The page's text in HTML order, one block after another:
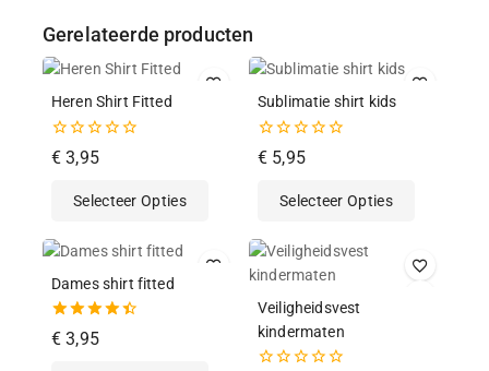
Gerelateerde producten
Heren Shirt Fitted
0
van
€ 3,95
Selecteer Opties
Sublimatie shirt kids
0
van
€ 5,95
Selecteer Opties
Dames shirt fitted
4.50
van de 5
€ 3,95
Veiligheidsvest
kindermaten